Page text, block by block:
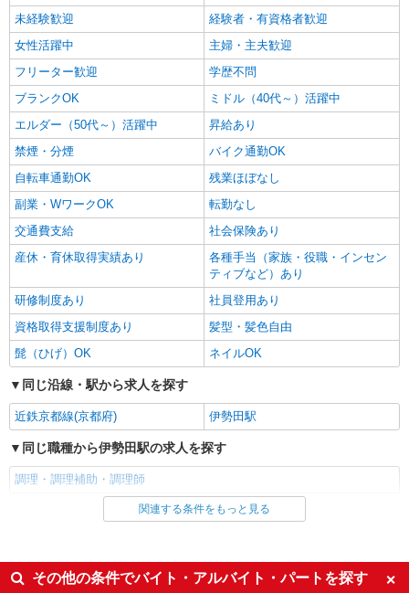
カウンター・キッチンスタッフ ＜優先募集日
時＞土日祝 18:00〜23:00
京都府宇治市大久保町上ノ山32-4
キープ 詳細を見る
アルバイト
ケンタッキーフライドチキン 槙島店
キッチンスタッフ ＜優先募集日時＞18:00〜
23:00
京都府宇治市槙島町35-46
詳細を見る
アルバイト パート
なか卯 大久保BP店
接客・調理スタッフ（簡単な接客・調理・清
京都府宇治市大久保町且椋96-1
キープ
接客・調理スタッフ（簡単な接客・調理・清
掃・など）
未経験歓迎
経験者・有資格者歓迎
女性活躍中
主婦・主夫歓迎
フリーター歓迎
学歴不問
ブランクOK
ミドル（40代～）活躍中
エルダー（50代～）活躍中
昇給あり
禁煙・分煙
バイク通勤OK
自転車通勤OK
残業ほぼなし
副業・WワークOK
転勤なし
交通費支給
社会保険あり
産休・育休取得実績あり
各種手当（家族・役職・インセン
ティブなど）あり
研修制度あり
社員登用あり
資格取得支援制度あり
髪型・髪色自由
髭（ひげ）OK
ネイルOK
同じ沿線・駅から求人を探す
近鉄京都線(京都府) 伊勢田駅
同じ職種から伊勢田駅の求人を探す
調理・調理補助・調理師
同じ雇用形態から伊勢田駅の求人を探す
同じ特徴から伊勢田駅の求人を探す
関連する条件をもっと見る
その他の条件でバイト・アルバイト・パートを探す